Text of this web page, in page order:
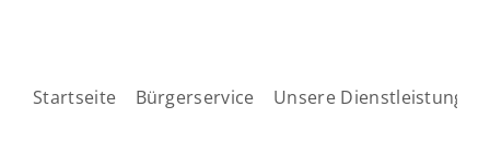
Startseite Bürgerservice Unsere Dienstleistungen